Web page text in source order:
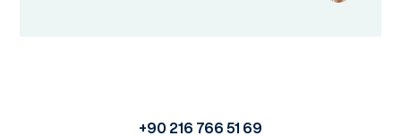
+90 216 766 51 69